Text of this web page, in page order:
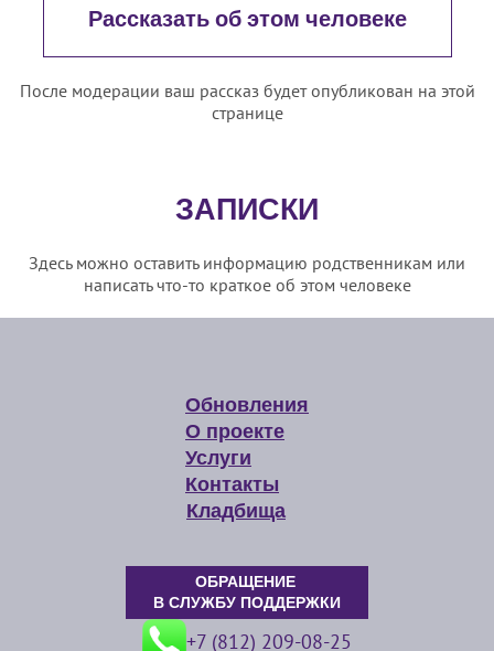
Рассказать об этом человеке
После модерации ваш рассказ будет опубликован на этой
странице
ЗАПИСКИ
Здесь можно оставить информацию родственникам или
написать что-то краткое об этом человеке
Обновления
О проекте
Услуги
Контакты
Кладбища
ОБРАЩЕНИЕ
В СЛУЖБУ ПОДДЕРЖКИ
+7 (812) 209-08-25